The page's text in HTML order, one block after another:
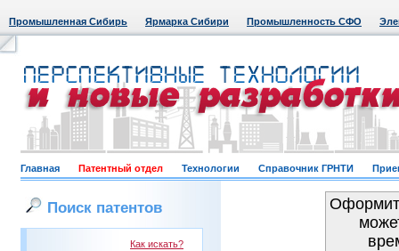
Промышленная Сибирь Ярмарка Сибири Промышленность СФО
Главная Патентный отдел Технологии Справочник ГРНТИ
Поиск патентов
Как искать?